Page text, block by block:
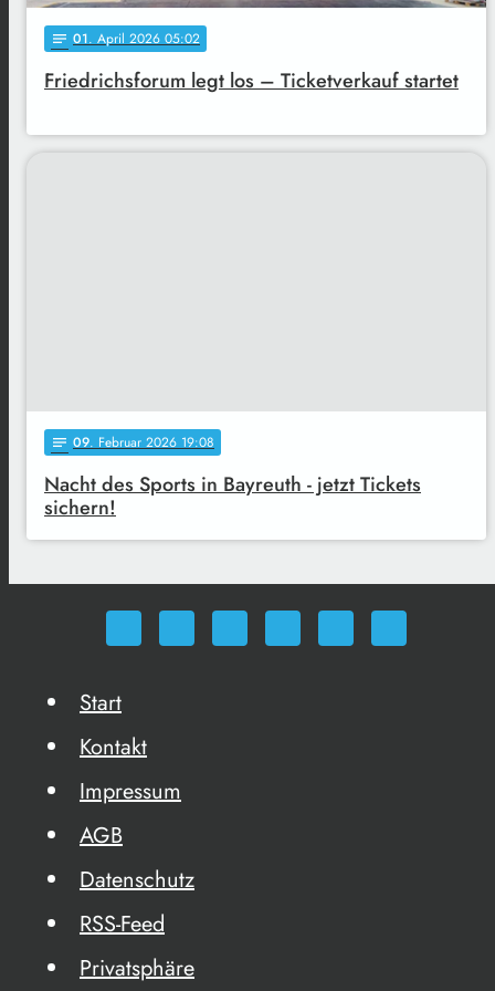
notes 01. April 2026 05:02
Friedrichsforum legt los – Ticketverkauf startet
notes 09. Februar 2026 19:08
Nacht des Sports in Bayreuth - jetzt Tickets
sichern!
Start
Kontakt
Impressum
AGB
Datenschutz
RSS-Feed
Privatsphäre